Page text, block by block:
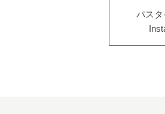
パスタ